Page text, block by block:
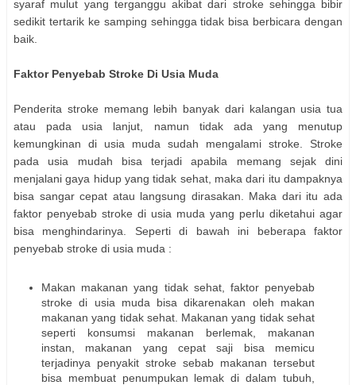
syaraf mulut yang terganggu akibat dari stroke sehingga bibir
sedikit tertarik ke samping sehingga tidak bisa berbicara dengan
baik.
Faktor Penyebab Stroke Di Usia Muda
Penderita stroke memang lebih banyak dari kalangan usia tua
atau pada usia lanjut, namun tidak ada yang menutup
kemungkinan di usia muda sudah mengalami stroke. Stroke
pada usia mudah bisa terjadi apabila memang sejak dini
menjalani gaya hidup yang tidak sehat, maka dari itu dampaknya
bisa sangar cepat atau langsung dirasakan. Maka dari itu ada
faktor penyebab stroke di usia muda yang perlu diketahui agar
bisa menghindarinya. Seperti di bawah ini beberapa faktor
penyebab stroke di usia muda :
Makan makanan yang tidak sehat, faktor penyebab
stroke di usia muda bisa dikarenakan oleh makan
makanan yang tidak sehat. Makanan yang tidak sehat
seperti konsumsi makanan berlemak, makanan
instan, makanan yang cepat saji bisa memicu
terjadinya penyakit stroke sebab makanan tersebut
bisa membuat penumpukan lemak di dalam tubuh,